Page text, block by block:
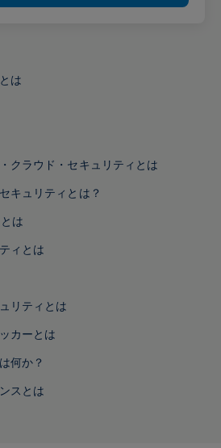
は
クラウド・セキュリティとは
キュリティとは？
は
ィとは
リティとは
カーとは
何か？
スとは